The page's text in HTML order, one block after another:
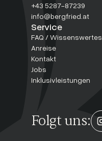
+43 5287-87239
info@bergfried.at
Service
FAQ / Wissenswertes
Anreise
Kontakt
Jobs
Inklusivleistungen
Folgt uns: